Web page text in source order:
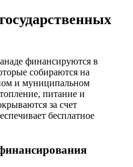
финансируются в
собираются на
и муниципальном
питание и
за счет
бесплатное